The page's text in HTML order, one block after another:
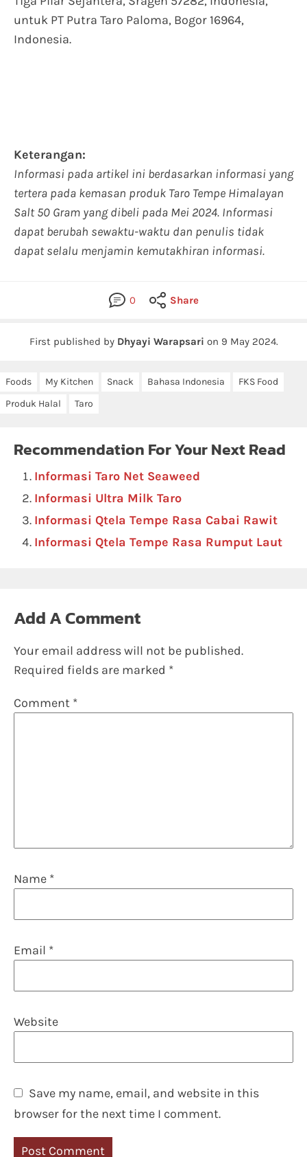
untuk PT Putra Taro Paloma, Bogor 16964,
Indonesia.
Keterangan:
Informasi pada artikel ini berdasarkan informasi yang
tertera pada kemasan produk Taro Tempe Himalayan
Salt 50 Gram yang dibeli pada Mei 2024. Informasi
dapat berubah sewaktu-waktu dan penulis tidak
dapat selalu menjamin kemutakhiran informasi.
0 Share
First published by Dhyayi Warapsari on 9 May 2024.
Foods My Kitchen Snack Bahasa Indonesia
FKS Food
Produk Halal
Taro
Recommendation For Your Next Read
Informasi Taro Net Seaweed
Informasi Ultra Milk Taro
Informasi Qtela Tempe Rasa Cabai Rawit
Informasi Qtela Tempe Rasa Rumput Laut
Add A Comment
Your email address will not be published.
Required fields are marked *
Comment *
Name *
Email *
Website
Save my name, email, and website in this
browser for the next time I comment.